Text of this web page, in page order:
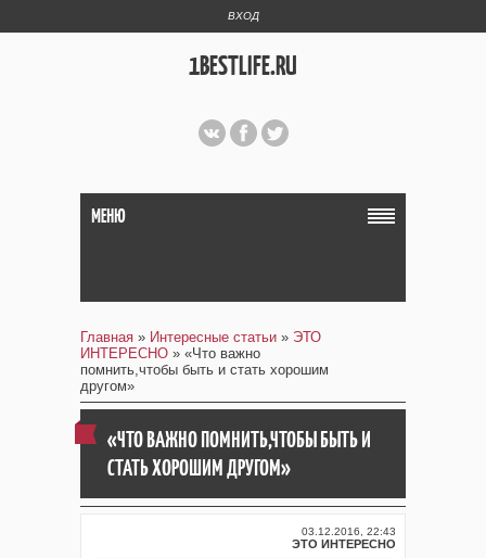
ВХОД
1BESTLIFE.RU
МЕНЮ
Главная » Интересные статьи » ЭТО
ИНТЕРЕСНО » «Что важно
помнить,чтобы быть и стать хорошим
другом»
«ЧТО ВАЖНО ПОМНИТЬ,ЧТОБЫ БЫТЬ И
СТАТЬ ХОРОШИМ ДРУГОМ»
03.12.2016, 22:43
ЭТО ИНТЕРЕСНО